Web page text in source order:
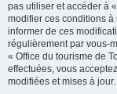
pas utiliser et accéder à
modifier ces conditions à
informer de ces
régulièrement par vous-
« Office du tourisme de
effectuées, vous
modifiées et mises à jour.